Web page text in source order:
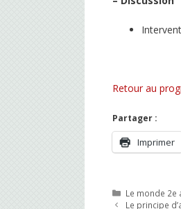
Retour au
Partager :
Imprimer
Catégories
Le monde 2e
Le principe